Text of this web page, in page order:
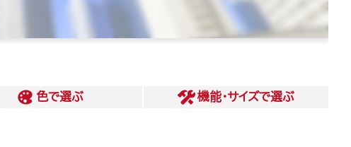
色で選ぶ 機能・サイズで選ぶ